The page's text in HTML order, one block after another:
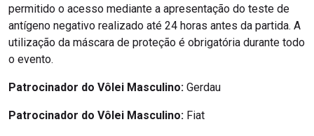
permitido o acesso mediante a apresentação do teste de
antígeno negativo realizado até 24 horas antes da partida. A
utilização da máscara de proteção é obrigatória durante todo
o evento.
Patrocinador do Vôlei Masculino: Gerdau
Patrocinador do Vôlei Masculino: Fiat